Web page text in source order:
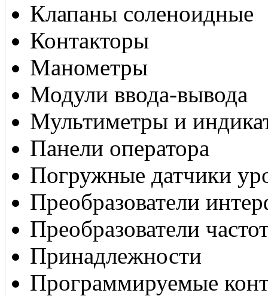
Клапаны соленоидные
Контакторы
Манометры
Модули ввода-вывода
Мультиметры и
Панели оператора
Погружные датчики
Преобразователи
Преобразователи
Принадлежности
Программируемые